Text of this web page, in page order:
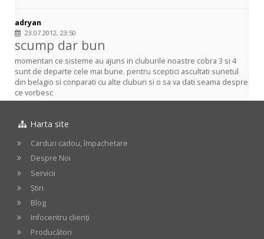
adryan
23.07.2012, 23:50
scump dar bun
momentan ce sisteme au ajuns in cluburile noastre cobra 3 si 4
sunt de departe cele mai bune. pentru sceptici ascultati sunetul
din belagio si conparati cu alte cluburi si o sa va dati seama despre
ce vorbesc
Harta site
Carduri cadou, împachetare
Despre Noi
Servicii
Știri
Blog
Infocentru clienți
Producători